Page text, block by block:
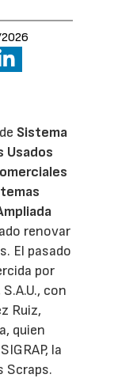
Sistema
Usados
renovar
El pasado
por
con
Ruiz,
quien
la
Scraps.